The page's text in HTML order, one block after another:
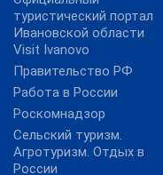
туристический портал
Ивановской области
Visit Ivanovo
Правительство РФ
Работа в России
Роскомнадзор
Сельский туризм.
Агротуризм. Отдых в
России